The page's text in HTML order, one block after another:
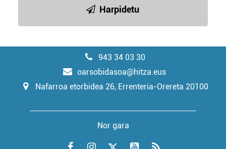
Harpidetu
943 34 03 30
oarsobidasoa@hitza.eus
Nafarroa etorbidea 26, Errenteria-Orereta 20100
Nor gara